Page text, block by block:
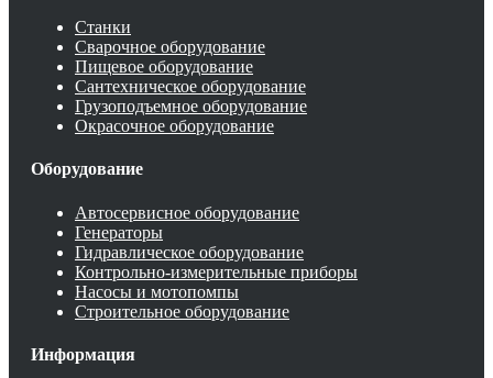
Станки
Сварочное оборудование
Пищевое оборудование
Сантехническое оборудование
Грузоподъемное оборудование
Окрасочное оборудование
Оборудование
Автосервисное оборудование
Генераторы
Гидравлическое оборудование
Контрольно-измерительные приборы
Насосы и мотопомпы
Строительное оборудование
Информация